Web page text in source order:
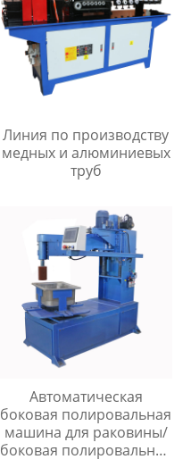
Линия по производству
медных и алюминиевых
труб
Автоматическая
боковая полировальная
машина для раковины/
боковая полировальная